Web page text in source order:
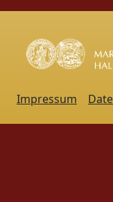
Impressum